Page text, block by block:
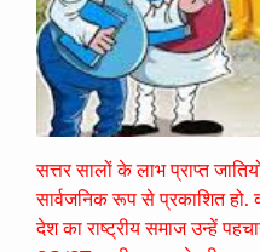
सत्तर सालों के लाभ प्राप्त
सार्वजनिक रूप से प्रकाशित
देश का राष्ट्रीय समाज उन्हें